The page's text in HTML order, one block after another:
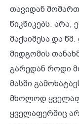
თავიდან
წიკწიკებს. არა,
მაქსიმესა და
მიდგომის
გარედან როდი
მასში
მხოლოდ
ყველაფერშიც